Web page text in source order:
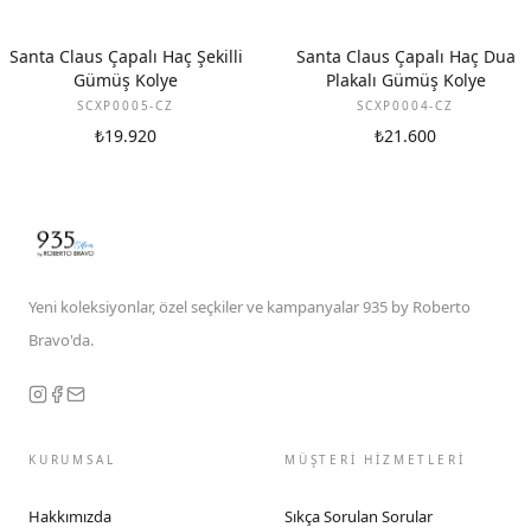
Santa Claus Çapalı Haç Şekilli
Gümüş Kolye
SCXP0005-CZ
₺19.920
Santa Claus Çapalı Haç Dua
Plakalı Gümüş Kolye
SCXP0004-CZ
₺21.600
Yeni koleksiyonlar, özel seçkiler ve kampanyalar 935 by Roberto
Bravo'da.
KURUMSAL
Hakkımızda
MÜŞTERİ HİZMETLERİ
Sıkça Sorulan Sorular